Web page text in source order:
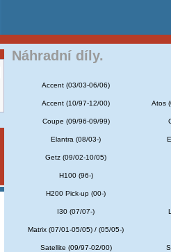
Náhradní díly.
Accent (03/03-06/06)
Accent (10/97-12/00) Atos
Coupe (09/96-09/99)
Elantra (08/03-)
Getz (09/02-10/05)
H100 (96-)
H200 Pick-up (00-)
I30 (07/07-)
Matrix (07/01-05/05) / (05/05-)
Satellite (09/97-02/00)